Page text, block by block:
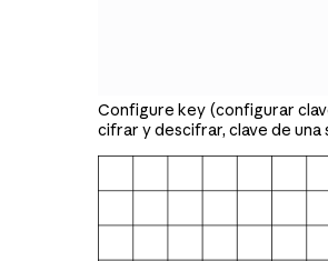
Configure key (configurar
cifrar y descifrar, clave de una